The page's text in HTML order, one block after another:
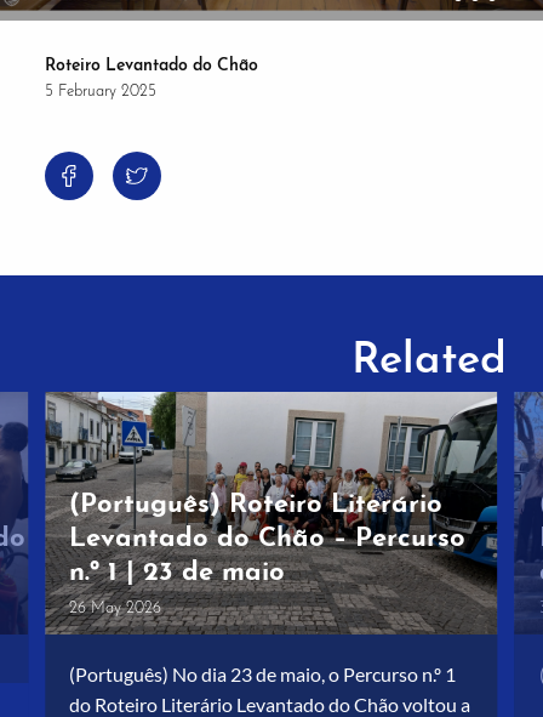
Roteiro Levantado do Chão
5 February 2025
Related
(Português) Roteiro Literário
Levantado do Chão – Percurso
n.º 1 | 23 de maio
26 May 2026
(Português) No dia 23 de maio, o Percurso n.º 1
do Roteiro Literário Levantado do Chão voltou a